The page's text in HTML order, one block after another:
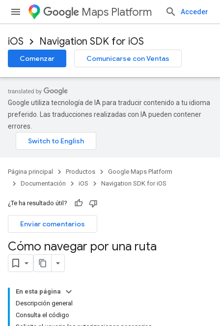
Maps Platform Acceder
iOS Navigation SDK for iOS
Comenzar Comunicarse con Ventas
Google utiliza tecnología de IA para traducir contenido a tu idioma
preferido. Las traducciones realizadas con IA pueden contener
errores.
Página principal Productos
Google Maps Platform
Documentación
iOS Navigation SDK for iOS
¿Te ha resultado útil?
Enviar comentarios
Cómo navegar por una ruta
En esta página
Descripción general
Consulta el código